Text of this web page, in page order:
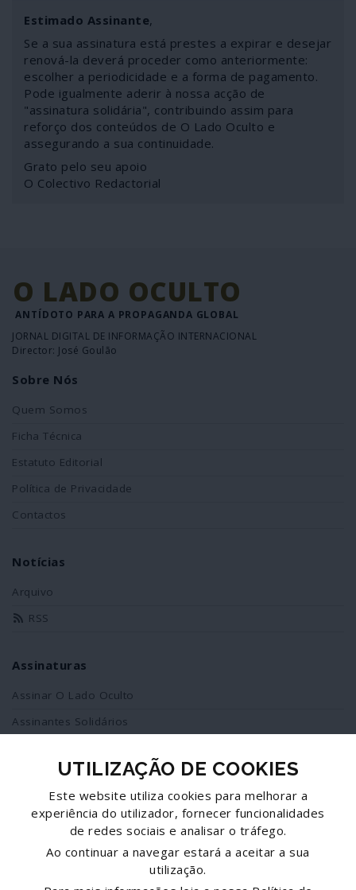
Estimado Assinante,
Se a sua assinatura está prestes a expirar e desejar
renová-la deverá proceder como anteriormente:
escolher a periodicidade e a forma de pagamento.
Pode igualmente aderir à nossa acção de
"assinatura solidária", contribuindo assim para
reforço dos conteúdos de O Lado Oculto e
assegurando a sua continuidade.
Grato pelo seu apoio
O Colectivo Redactorial
O LADO OCULTO
ANTÍDOTO PARA A PROPAGANDA GLOBAL
JORNAL DIGITAL DE INFORMAÇÃO INTERNACIONAL
Director: José Goulão
Sobre Nós
Quem Somos
Ficha Técnica
Estatuto Editorial
Política de Privacidade
Contactos
Notícias
Arquivo
RSS
Assinaturas
Assinar O Lado Oculto
Assinantes Solidários
Redes Sociais
Siga-nos no facebook
UTILIZAÇÃO DE COOKIES
Este website utiliza cookies para melhorar a
experiência do utilizador, fornecer funcionalidades
de redes sociais e analisar o tráfego.
Ao continuar a navegar estará a aceitar a sua
utilização.